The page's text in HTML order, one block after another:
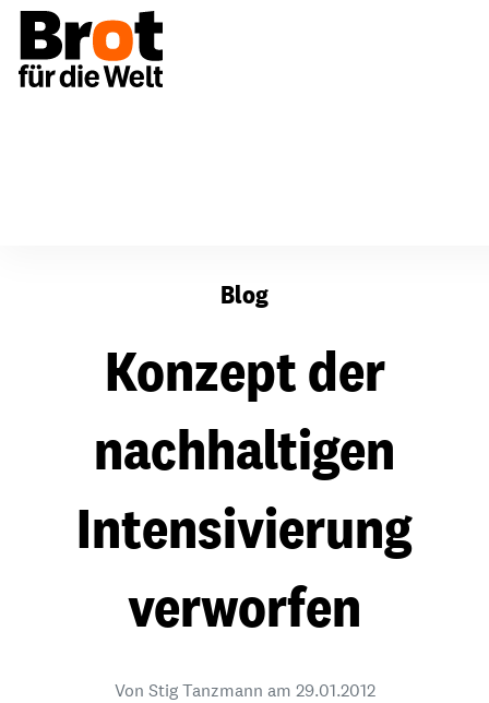
Blog
Konzept der
nachhaltigen
Intensivierung
verworfen
Von Stig Tanzmann am 29.01.2012